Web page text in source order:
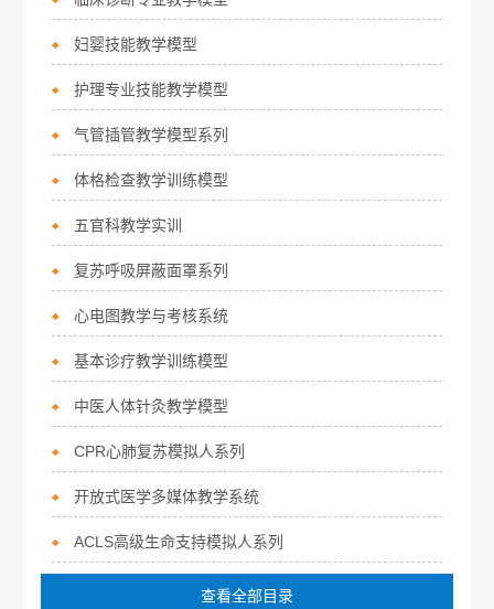
妇婴技能教学模型
护理专业技能教学模型
气管插管教学模型系列
体格检查教学训练模型
五官科教学实训
复苏呼吸屏蔽面罩系列
心电图教学与考核系统
基本诊疗教学训练模型
中医人体针灸教学模型
CPR心肺复苏模拟人系列
开放式医学多媒体教学系统
ACLS高级生命支持模拟人系列
查看全部目录